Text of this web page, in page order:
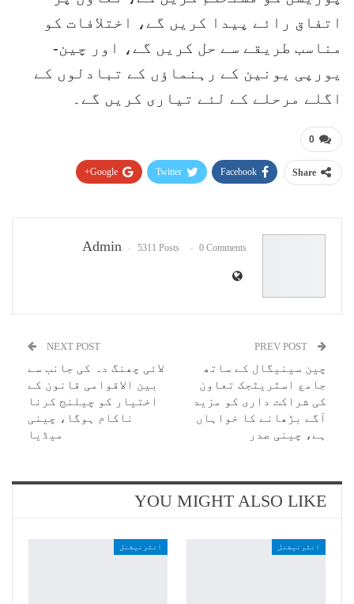
اتفاق رائے پیدا کریں گے، اختلافات کو
مناسب طریقے سے حل کریں گے، اور چین-
یورپی یونین کے رہنماؤں کے تبادلوں کے
اگلے مرحلے کے لئے تیاری کریں گے۔
0
Share
Facebook
Twitter
Google+
Admin 5311 Posts 0 Comments
چین سینیگال کے ساتھ
جامع اسٹریٹجک تعاون
کی شراکت داری کو مزید
آگے بڑھانے کا خواہاں
ہے، چینی صدر
NEXT POST
لائی چھنگ دہ کی جانب سے
بین الاقوامی قانون کے
اختیار کو چیلنج کرنا
ناکام ہوگا، چینی
میڈیا
YOU MIGHT ALSO LIKE
انٹرنیشنل انٹرنیشنل